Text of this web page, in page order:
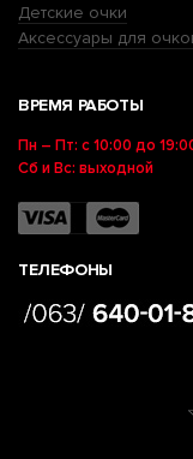
Детские очки
Аксессуары для
ВРЕМЯ РАБОТЫ
Пн – Пт: с 10:00 до
Сб и Вс: выходной
ТЕЛЕФОНЫ